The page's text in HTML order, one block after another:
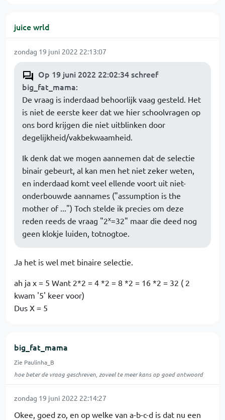
juice wrld
zondag 19 juni 2022 22:13:07
Op 19 juni 2022 22:02:34 schreef
big_fat_mama:
De vraag is inderdaad behoorlijk vaag gesteld. Het
is niet de eerste keer dat we hier schoolvragen op
ons bord krijgen die niet uitblinken door
degelijkheid/vakbekwaamheid.
Ik denk dat we mogen aannemen dat de selectie
binair gebeurt, al kan men het niet zeker weten,
en inderdaad komt veel ellende voort uit niet-
onderbouwde aannames ("assumption is the
mother of ...") Toch stelde ik precies om deze
reden reeds de vraag "2x=32" maar die deed nog
geen klokje luiden, totnogtoe.
Ja het is wel met binaire selectie.
ah ja x = 5 Want 2*2 = 4 *2 = 8 *2 = 16 *2 = 32 ( 2
kwam '5' keer voor)
Dus X = 5
big_fat_mama
Zie Paulinha_B
hoe beter de vraag geschreven, zoveel te meer kans op goed antwoord
zondag 19 juni 2022 22:14:27
Okee, goed zo, en op welke van a-b-c-d is dat nu een